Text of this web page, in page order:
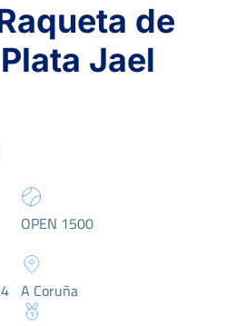
de
Jael
OPEN 1500
A Coruña